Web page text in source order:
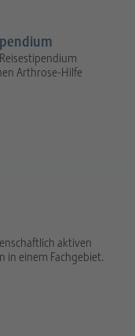
Arthrose-Hilfe
aktiven
in einem Fachgebiet.